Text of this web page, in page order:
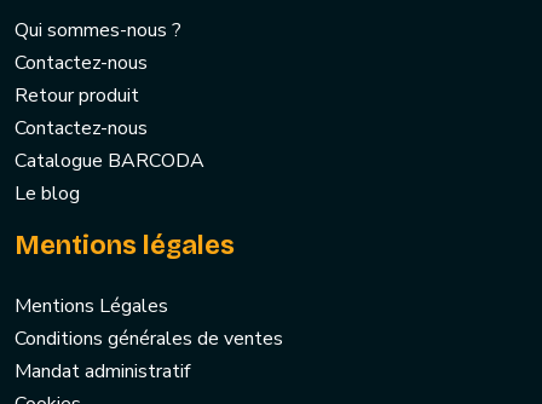
Qui sommes-nous ?
Contactez-nous
Retour produit
Contactez-nous
Catalogue BARCODA
Le blog
Mentions légales
Mentions Légales
Conditions générales de ventes
Mandat administratif